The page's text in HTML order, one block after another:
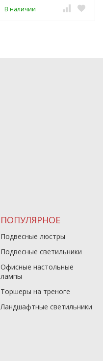
В наличии
ПОПУЛЯРНОЕ
Подвесные люстры
Подвесные светильники
Офисные настольные
лампы
Торшеры на треноге
Ландшафтные светильники